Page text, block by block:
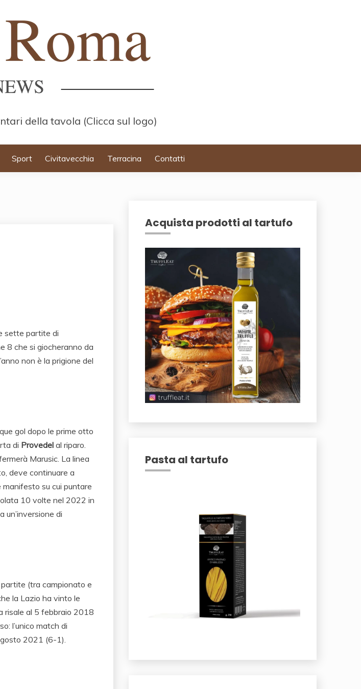
della tavola (Clicca sul logo)
Sport Civitavecchia Terracina Contatti
sette partite di
8 che si giocheranno da
non è la prigione del
gol dopo le prime otto
di Provedel al riparo.
Marusic. La linea
deve continuare a
manifesto su cui puntare
10 volte nel 2022 in
un’inversione di
(tra campionato e
la Lazio ha vinto le
risale al 5 febbraio 2018
l’unico match di
2021 (6-1).
Acquista prodotti al tartufo
Pasta al tartufo